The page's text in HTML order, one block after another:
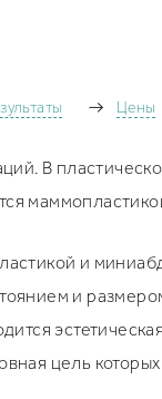
Цены
В
и
и
цель